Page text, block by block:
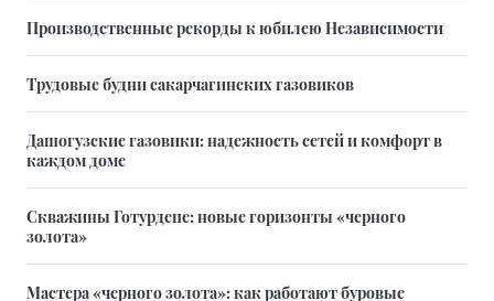
Производственные рекорды к юбилею Независимости
Трудовые будни сакарчагинских газовиков
Дашогузские газовики: надежность сетей и комфорт в
каждом доме
Скважины Готурдепе: новые горизонты «черного
золота»
Мастера «черного золота»: как работают буровые